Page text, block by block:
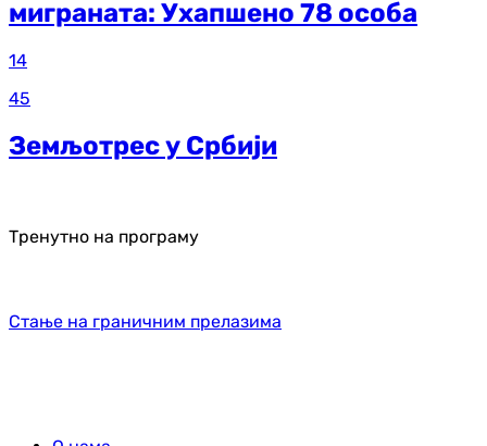
миграната: Ухапшено 78 особа
14
45
Земљотрес у Србији
Тренутно на програму
Стање на граничним прелазима